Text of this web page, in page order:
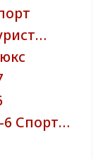
6 Спорт…